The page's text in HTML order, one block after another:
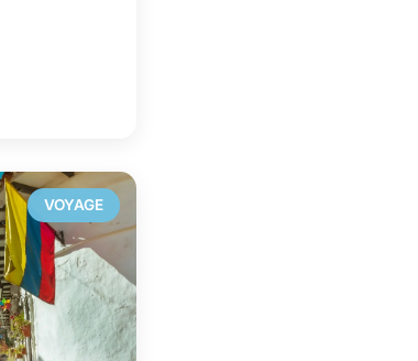
VOYAGE